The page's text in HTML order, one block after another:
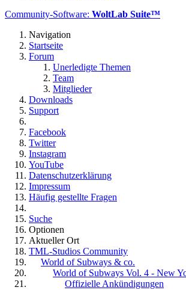
Community-Software: WoltLab Suite™
Navigation
Startseite
Forum
Unerledigte Themen
Team
Mitglieder
Downloads
Support
Facebook
Twitter
Instagram
YouTube
Datenschutzerklärung
Impressum
Häufig gestellte Fragen
Suche
Optionen
Aktueller Ort
TML-Studios Community
World of Subways & co.
World of Subways Vol. 4 - New
Offizielle Ankündigungen